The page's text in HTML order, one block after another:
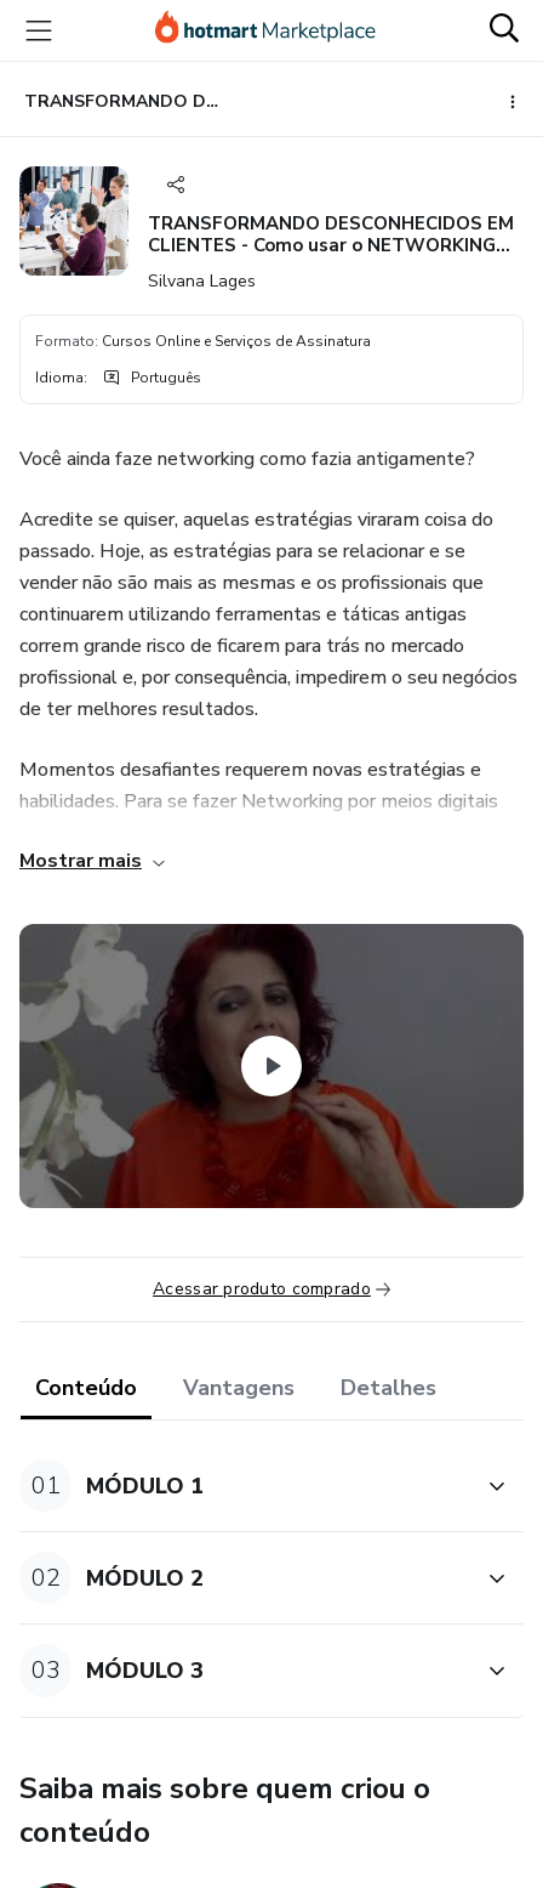
para
conteúdo
principal
para
pagamento
para
rodapé
TRANSFORMANDO DESCONHECIDOS EM CLIENTES - Como usar o NETWORKING para alavancar os seus negócios
TRANSFORMANDO DESCONHECIDOS EM
CLIENTES - Como usar o NETWORKING
Silvana Lages
Formato: Cursos Online e Serviços de Assinatura
Idioma: Português
Você ainda faze networking como fazia antigamente?
Acredite se quiser, aquelas estratégias viraram coisa do
passado. Hoje, as estratégias para se relacionar e se
vender não são mais as mesmas e os profissionais que
continuarem utilizando ferramentas e táticas antigas
correm grande risco de ficarem para trás no mercado
profissional e, por consequência, impedirem o seu negócios
de ter melhores resultados.
Momentos desafiantes requerem novas estratégias e
habilidades. Para se fazer Networking por meios digitais
performance estão fazendo para multiplicarem seus
resultados, criando redes de contato extremamente
poderosas que podem acompanhá-los por anos. Você
merece conhecer todos os segredos para ampliar as
possibilidades de lucro do seu negócio.
O objetivo é que você saia do curso preparado para os
novos tempos, destacando-se entre os diversos
profissionais da área e posicionando o seu negócio à frente
das que ainda não se adaptou à nova forma de pensar, agir
Mostrar mais
Acessar produto comprado
Conteúdo Vantagens Detalhes
01 MÓDULO 1
02 MÓDULO 2
03 MÓDULO 3
Saiba mais sobre quem criou o
conteúdo